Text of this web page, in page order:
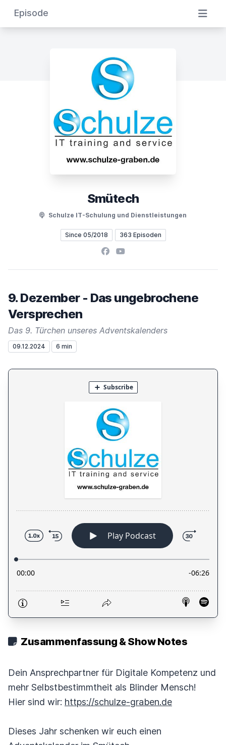
Episode
Smütech
Schulze IT-Schulung und Dienstleistungen
Since 05/2018 363 Episoden
Facebook
YouTube
9. Dezember - Das ungebrochene
Versprechen
Das 9. Türchen unseres Adventskalenders
09.12.2024 6 min
Zusammenfassung & Show Notes
Dein Ansprechpartner für Digitale Kompetenz und
mehr Selbstbestimmtheit als Blinder Mensch!
Hier sind wir: https://schulze-graben.de
Dieses Jahr schenken wir euch einen